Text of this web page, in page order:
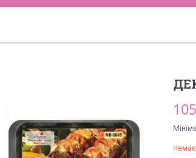
Немає